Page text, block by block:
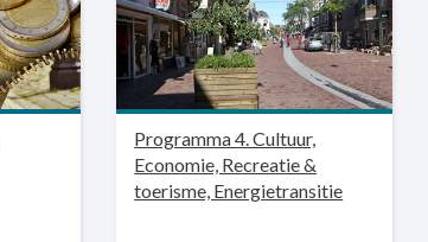
Programma 4. Cultuur,
Economie, Recreatie &
toerisme, Energietransitie